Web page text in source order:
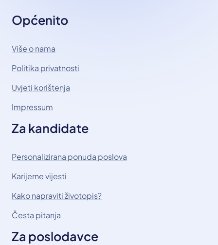
Općenito
Više o nama
Politika privatnosti
Uvjeti korištenja
Impressum
Za kandidate
Personalizirana ponuda poslova
Karijerne vijesti
Kako napraviti životopis?
Česta pitanja
Za poslodavce